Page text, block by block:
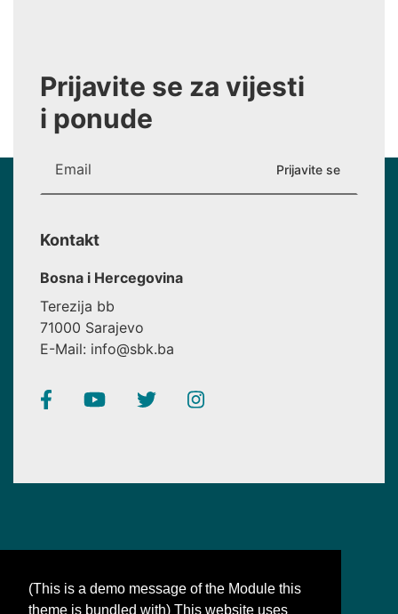
(This is a demo message of the Module this
theme is bundled with) This website uses
Prijavite se za vijesti
i ponude
Kontakt
Bosna i Hercegovina
Terezija bb
71000 Sarajevo
E-Mail: info@sbk.ba